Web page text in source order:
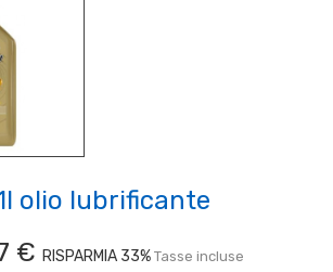
olio lubrificante
€ RISPARMIA 33% Tasse incluse